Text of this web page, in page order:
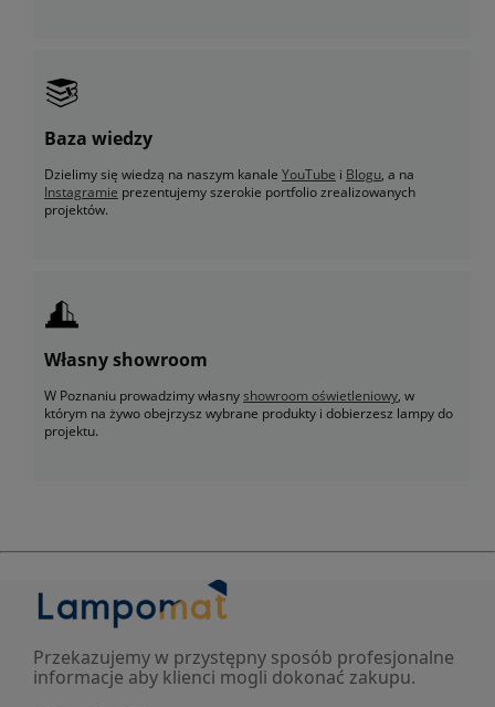
Baza wiedzy
Dzielimy się wiedzą na naszym kanale YouTube i Blogu, a na
Instagramie prezentujemy szerokie portfolio zrealizowanych
projektów.
Własny showroom
W Poznaniu prowadzimy własnyshowroom oświetleniowy, w
którym na żywo obejrzysz wybrane produkty i dobierzesz lampy do
projektu.
Przekazujemy w przystępny sposób profesjonalne
informacje aby klienci mogli dokonać zakupu.